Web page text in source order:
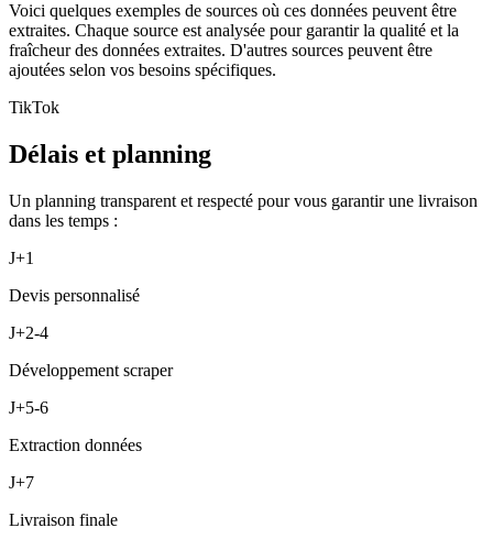
Voici quelques exemples de sources où ces données peuvent être
extraites. Chaque source est analysée pour garantir la qualité et la
fraîcheur des données extraites. D'autres sources peuvent être
ajoutées selon vos besoins spécifiques.
TikTok
Délais et planning
Un planning transparent et respecté pour vous garantir une livraison
dans les temps :
J+1
Devis personnalisé
J+2-4
Développement scraper
J+5-6
Extraction données
J+7
Livraison finale